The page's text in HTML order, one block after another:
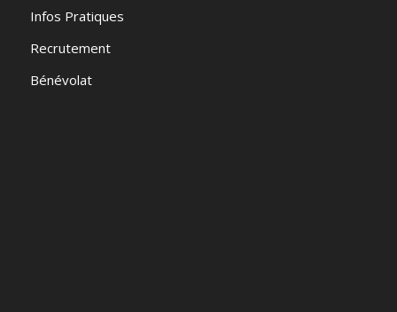
Infos Pratiques
Recrutement
Bénévolat